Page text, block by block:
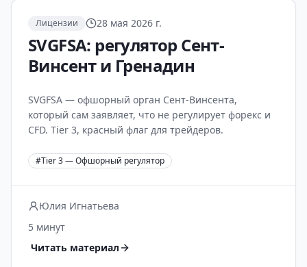
Лицензии 28 мая 2026 г.
SVGFSA: регулятор Сент-
Винсент и Гренадин
SVGFSA — офшорный орган Сент-Винсента,
который сам заявляет, что не регулирует форекс и
CFD. Tier 3, красный флаг для трейдеров.
#Tier 3 — Офшорный регулятор
Юлия Игнатьева
5 минут
Читать материал